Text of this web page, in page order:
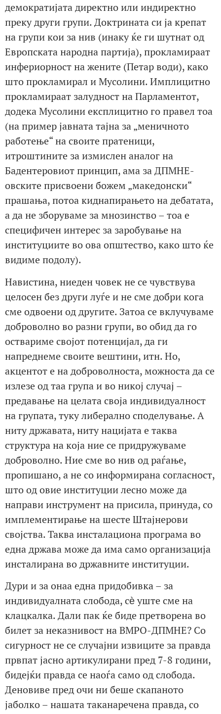
демократијата директно или индиректно
преку други групи. Доктрината си ја крепат
на групи кои за нив (инаку ќе ги шутнат од
Европската народна партија), прокламираат
инфериорност на жените (Петар води), како
што прокламирал и Мусолини. Имплицитно
прокламираат залудност на Парламентот,
додека Мусолини експлицитно го правел тоа
(на пример јавната тајна за „меничното
работење“ на своите пратеници,
итроштините за измислен аналог на
Бадентеровиот принцип, ама за ДПМНЕ-
овските присвоени божем „македонски“
прашања, потоа киднапирањето на дебатата,
а да не зборуваме за мнозинство – тоа е
специфичен интерес за заробување на
институциите во ова општество, како што ќе
видиме подолу).
Навистина, ниеден човек не се чувствува
целосен без други луѓе и не сме добри кога
сме одвоени од другите. Затоа се вклучуваме
доброволно во разни групи, во обид да го
оствариме својот потенцијал, да ги
напреднеме своите вештини, итн. Но,
акцентот е на доброволноста, можноста да се
излезе од таа група и во никој случај –
предавање на целата своја индивидуалност
на групата, туку либерално споделување. А
ниту државата, ниту нацијата е таква
структура на која ние се придружуваме
доброволно. Ние сме во нив од раѓање,
пропишано, а не со информирана согласност,
што од овие институции лесно може да
направи инструмент на присила, принуда, со
имплементирање на шесте Штајнерови
својства. Таква инсталациона програма во
една држава може да има само организација
инсталирана во државните институции.
Дури и за онаа една придобивка – за
индивидуалната слобода, сѐ уште сме на
клацкалка. Дали пак ќе биде претворена во
билет за неказнивост на ВМРО-ДПМНЕ? Со
сигурност не се случајни извиците за правда
првпат јасно артикулирани пред 7-8 години,
бидејќи правда се наоѓа само од слобода.
Деновиве пред очи ни беше скапаното
јаболко – нашата таканаречена правда, со